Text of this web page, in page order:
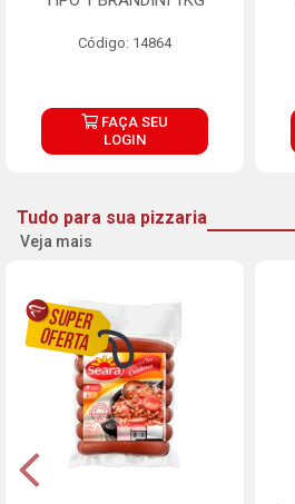
Código: 14864
FAÇA SEU
LOGIN
Tudo para sua pizzaria
Veja mais